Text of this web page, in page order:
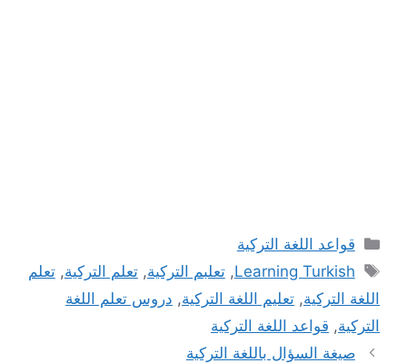
التصنيفات
قواعد اللغة التركية
الوسوم
Learning Turkish
,تعلبم التركية,تعلم التركية,تعلم
اللغة التركية, تعليم اللغة التركية, دروس تعلم اللغة
التركية, قواعد اللغة التركية
صيغة السؤال باللغة التركية